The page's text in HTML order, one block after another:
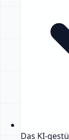
Das KI-